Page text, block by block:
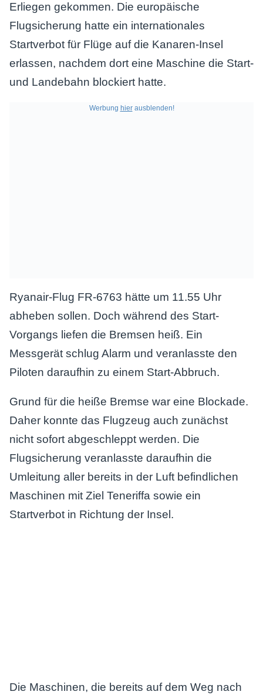
Erliegen gekommen. Die europäische
Flugsicherung hatte ein internationales
Startverbot für Flüge auf die Kanaren-Insel
erlassen, nachdem dort eine Maschine die Start-
und Landebahn blockiert hatte.
Werbung hierausblenden!
Ryanair-Flug FR-6763 hätte um 11.55 Uhr
abheben sollen. Doch während des Start-
Vorgangs liefen die Bremsen heiß. Ein
Messgerät schlug Alarm und veranlasste den
Piloten daraufhin zu einem Start-Abbruch.
Grund für die heiße Bremse war eine Blockade.
Daher konnte das Flugzeug auch zunächst
nicht sofort abgeschleppt werden. Die
Flugsicherung veranlasste daraufhin die
Umleitung aller bereits in der Luft befindlichen
Maschinen mit Ziel Teneriffa sowie ein
Startverbot in Richtung der Insel.
Die Maschinen, die bereits auf dem Weg nach